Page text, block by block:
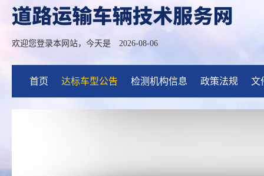
欢迎您登录本网站，今天是 2026-08-06
首页 达标车型公告 检测机构信息 政策法规 文